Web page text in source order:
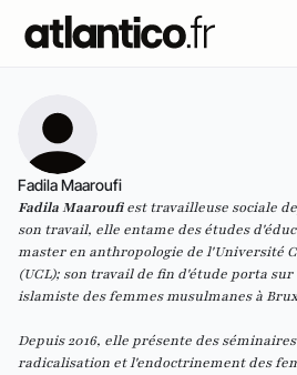
Fadila Maaroufi
Fadila Maaroufiest travailleuse sociale
son travail, elle entame des études
master en anthropologie de l'Université
(UCL); son travail de fin d'étude porta
islamiste des femmes musulmanes à
Depuis 2016, elle présente des
radicalisation et l'endoctrinement des